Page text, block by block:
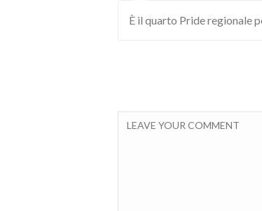
È il quarto Pride regionale